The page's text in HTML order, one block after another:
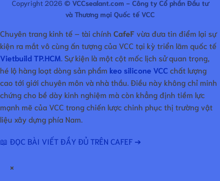
Copyright 2026 © VCCsealant.com - Công ty Cổ phần Đầu tư
và Thương mại Quốc tế VCC
Chuyên trang kinh tế – tài chính CafeFvừa đưa tin điểm lại sự
kiện ra mắt vô cùng ấn tượng của VCC tại kỳ triển lãm quốc tế
Vietbuild TP.HCM . Sự kiện là một cột mốc lịch sử quan trọng,
hé lộ hàng loạt dòng sản phẩm keo silicone VCC chất lượng
cao tới giới chuyên môn và nhà thầu. Điều này không chỉ minh
chứng cho bề dày kinh nghiệm mà còn khẳng định tiềm lực
mạnh mẽ của VCC trong chiến lược chinh phục thị trường vật
liệu xây dựng phía Nam.
📖 ĐỌC BÀI VIẾT ĐẦY ĐỦ TRÊN CAFEF ➔
×